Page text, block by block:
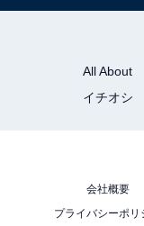
All About
イチオシ
会社概要
プライバシーポリ